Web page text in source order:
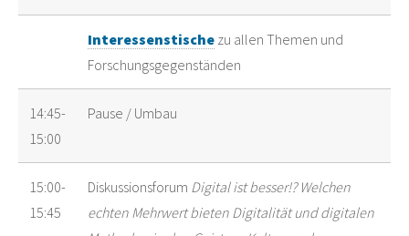
Interessenstische zu allen Themen und
Forschungsgegenständen
14:45-
15:00
Pause / Umbau
15:00-
15:45
Diskussionsforum Digital ist besser!? Welchen
echten Mehrwert bieten Digitalität und digitalen